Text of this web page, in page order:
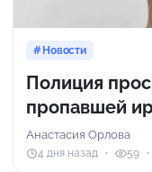
Новости
Полиция
пропавшей
Анастасия Орлова
4 дня назад 59